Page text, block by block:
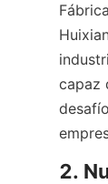
capaz
2.